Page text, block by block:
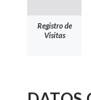
Registro de
Visitas